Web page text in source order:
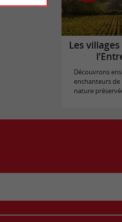
Les
Découvrons
enchanteurs de
nature